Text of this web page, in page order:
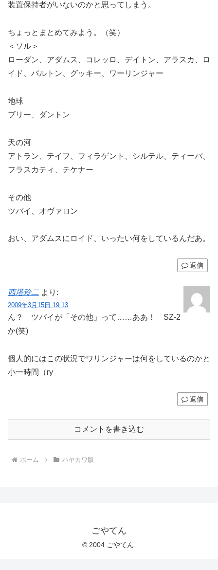
装置保持者がいないのかと思ってしまう。
ちょっとまとめてみよう。（笑）
＜ソル＞
ローダン、アダムス、コレッロ、デイトン、アラスカ、ロ
イド、バルトン、グッキー、ワーリンジャー
地球
ブリー、ダントン
天の河
アトラン、テイフ、フィラゲント、シルテル、ティーパ、
フラスカティ、テケナー
その他
ツバイ、オヴァロン
おい、アダムスにロイド、いったい何をしているんだあ。
返信
西塔玲二 より:
2009年3月15日 19:13
ん？ ツバイが「その他」って……ああ！ SZ-2
か(笑)
個人的にはこの状況でワリンジャーは何をしているのかと
小一時間（ry
返信
コメントを書き込む
ホーム ハヤカワ版
ごやてん
© 2004 ごやてん.